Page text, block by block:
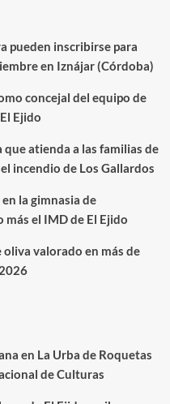
pueden inscribirse para
en Iznájar (Córdoba)
concejal del equipo de
Ejido
que atienda a las familias de
incendio de Los Gallardos
la gimnasia de
el IMD de El Ejido
valorado en más de
en La Urba de Roquetas
de Culturas